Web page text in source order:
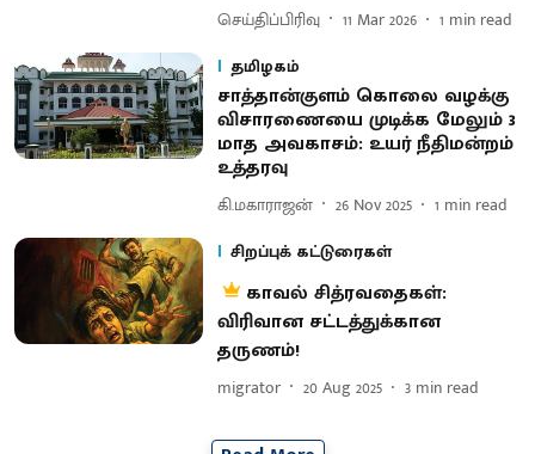
செய்திப்பிரிவு 11 Mar 2026 1 min read
தமிழகம்
சாத்தான்குளம் கொலை வழக்கு
விசாரணையை முடிக்க மேலும் 3
மாத அவகாசம்: உயர் நீதிமன்றம்
உத்தரவு
கி.மகாராஜன் 26 Nov 2025 1 min read
சிறப்புக் கட்டுரைகள்
காவல் சித்ரவதைகள்:
விரிவான சட்டத்துக்கான
தருணம்!
migrator 20 Aug 2025 3 min read